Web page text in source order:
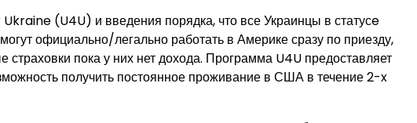
(U4U) и введения порядка, что все Украинцы в статусe
официально/легально работать в Америке сразу по приезду,
пока у них нет дохода. Программа U4U предоставляет
получить постоянное проживание в США в течение 2-x